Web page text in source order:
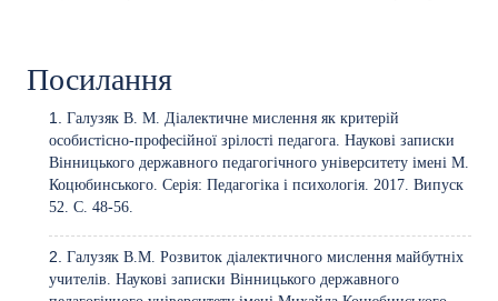
Посилання
Галузяк В. М. Діалектичне мислення як критерій
особистісно-професійної зрілості педагога. Наукові записки
Вінницького державного педагогічного університету імені М.
Коцюбинського. Серія: Педагогіка і психологія. 2017. Випуск
52. С. 48-56.
Галузяк В.М. Розвиток діалектичного мислення майбутніх
учителів. Наукові записки Вінницького державного